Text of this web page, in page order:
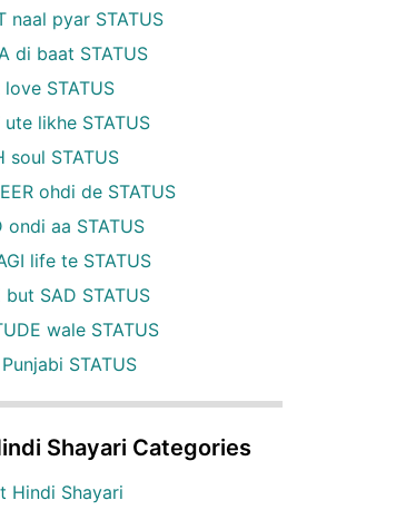
naal pyar STATUS
di baat STATUS
love STATUS
ute likhe STATUS
soul STATUS
ohdi de STATUS
ondi aa STATUS
life te STATUS
but SAD STATUS
wale STATUS
STATUS
Shayari Categories
Hindi Shayari